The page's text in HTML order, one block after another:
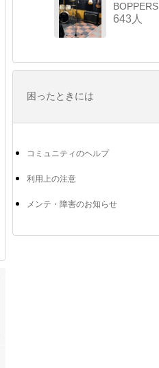
BOPPERS
643人
困ったときには
コミュニティのヘルプ
利用上の注意
メンテ・障害のお知らせ